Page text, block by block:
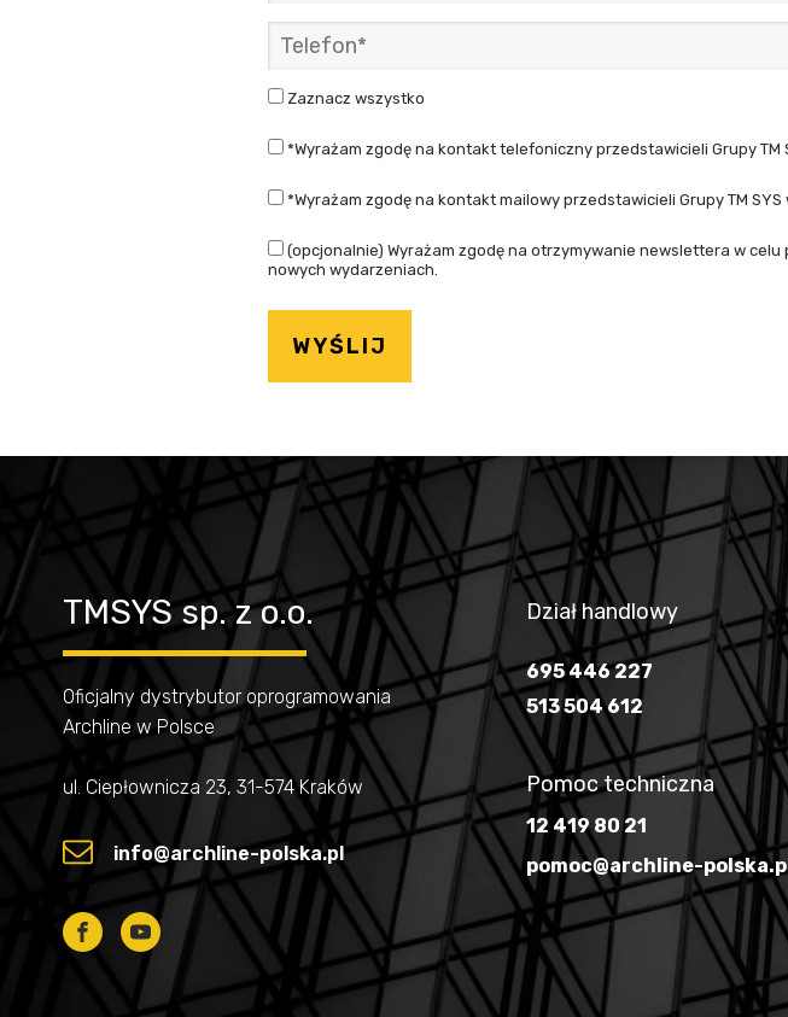
Zaznacz wszystko
*Wyrażam zgodę na kontakt telefoniczny przedstawicieli Grupy
*Wyrażam zgodę na kontakt mailowy przedstawicieli Grupy TM
(opcjonalnie) Wyrażam zgodę na otrzymywanie newslettera w
nowych wydarzeniach.
TMSYS sp. z o.o.
Oficjalny dystrybutor oprogramowania
Archline w Polsce
ul. Ciepłownicza 23, 31-574 Kraków
info@archline-polska.pl
Dział handlowy
695 446 227
513 504 612
Pomoc techniczna
12 419 80 21
pomoc@archline-